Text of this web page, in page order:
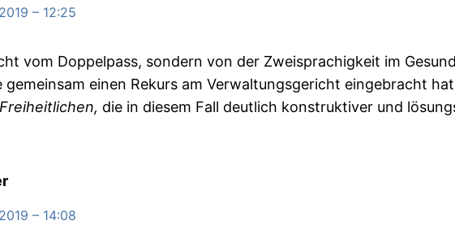
– 12:25
vom Doppelpass, sondern von der Zweisprachigkeit im
gemeinsam einen Rekurs am Verwaltungsgericht eingebracht
Freiheitlichen, die in diesem Fall deutlich konstruktiver und
– 14:08